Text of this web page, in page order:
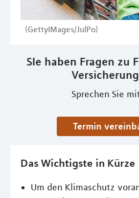
(GettyIMages/JulPo)
SIe haben Fragen zu
Sprechen Sie
Termin
Das Wichtigste in Kürze
Um den Klimaschutz